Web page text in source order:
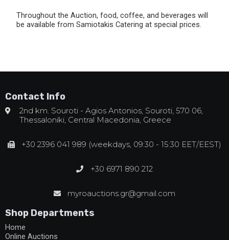
Throughout the Auction, food, coffee, and beverages will
be available from Samiotakis Catering at special prices.
Contact Info
2nd km. Souroti - Agios Antonios, Souroti, 570 06,
Thessaloniki, Central Macedonia, Greece
+30 2396 041 989 (weekdays, 09:30 - 15:30 EET/EEST)
+30 6971 890 212
myroauctions.gr@gmail.com
Shop Departments
Home
Online Auctions